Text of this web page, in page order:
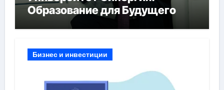
Образование для Будущего
Бизнес и инвестиции